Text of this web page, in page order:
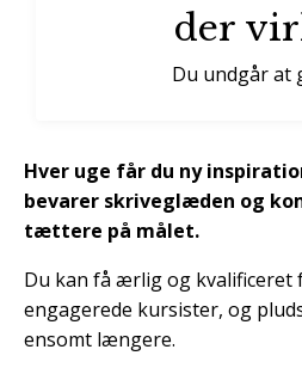
der
Du undgår at
Hver uge får du ny
bevarer skriveglæden og
tættere på målet.
Du kan få ærlig og kvalificeret
engagerede kursister, og
ensomt længere.